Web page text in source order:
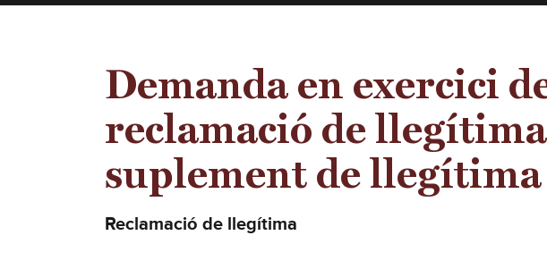
Demanda en exercici
reclamació de
suplement de llegítima
Reclamació de llegítima